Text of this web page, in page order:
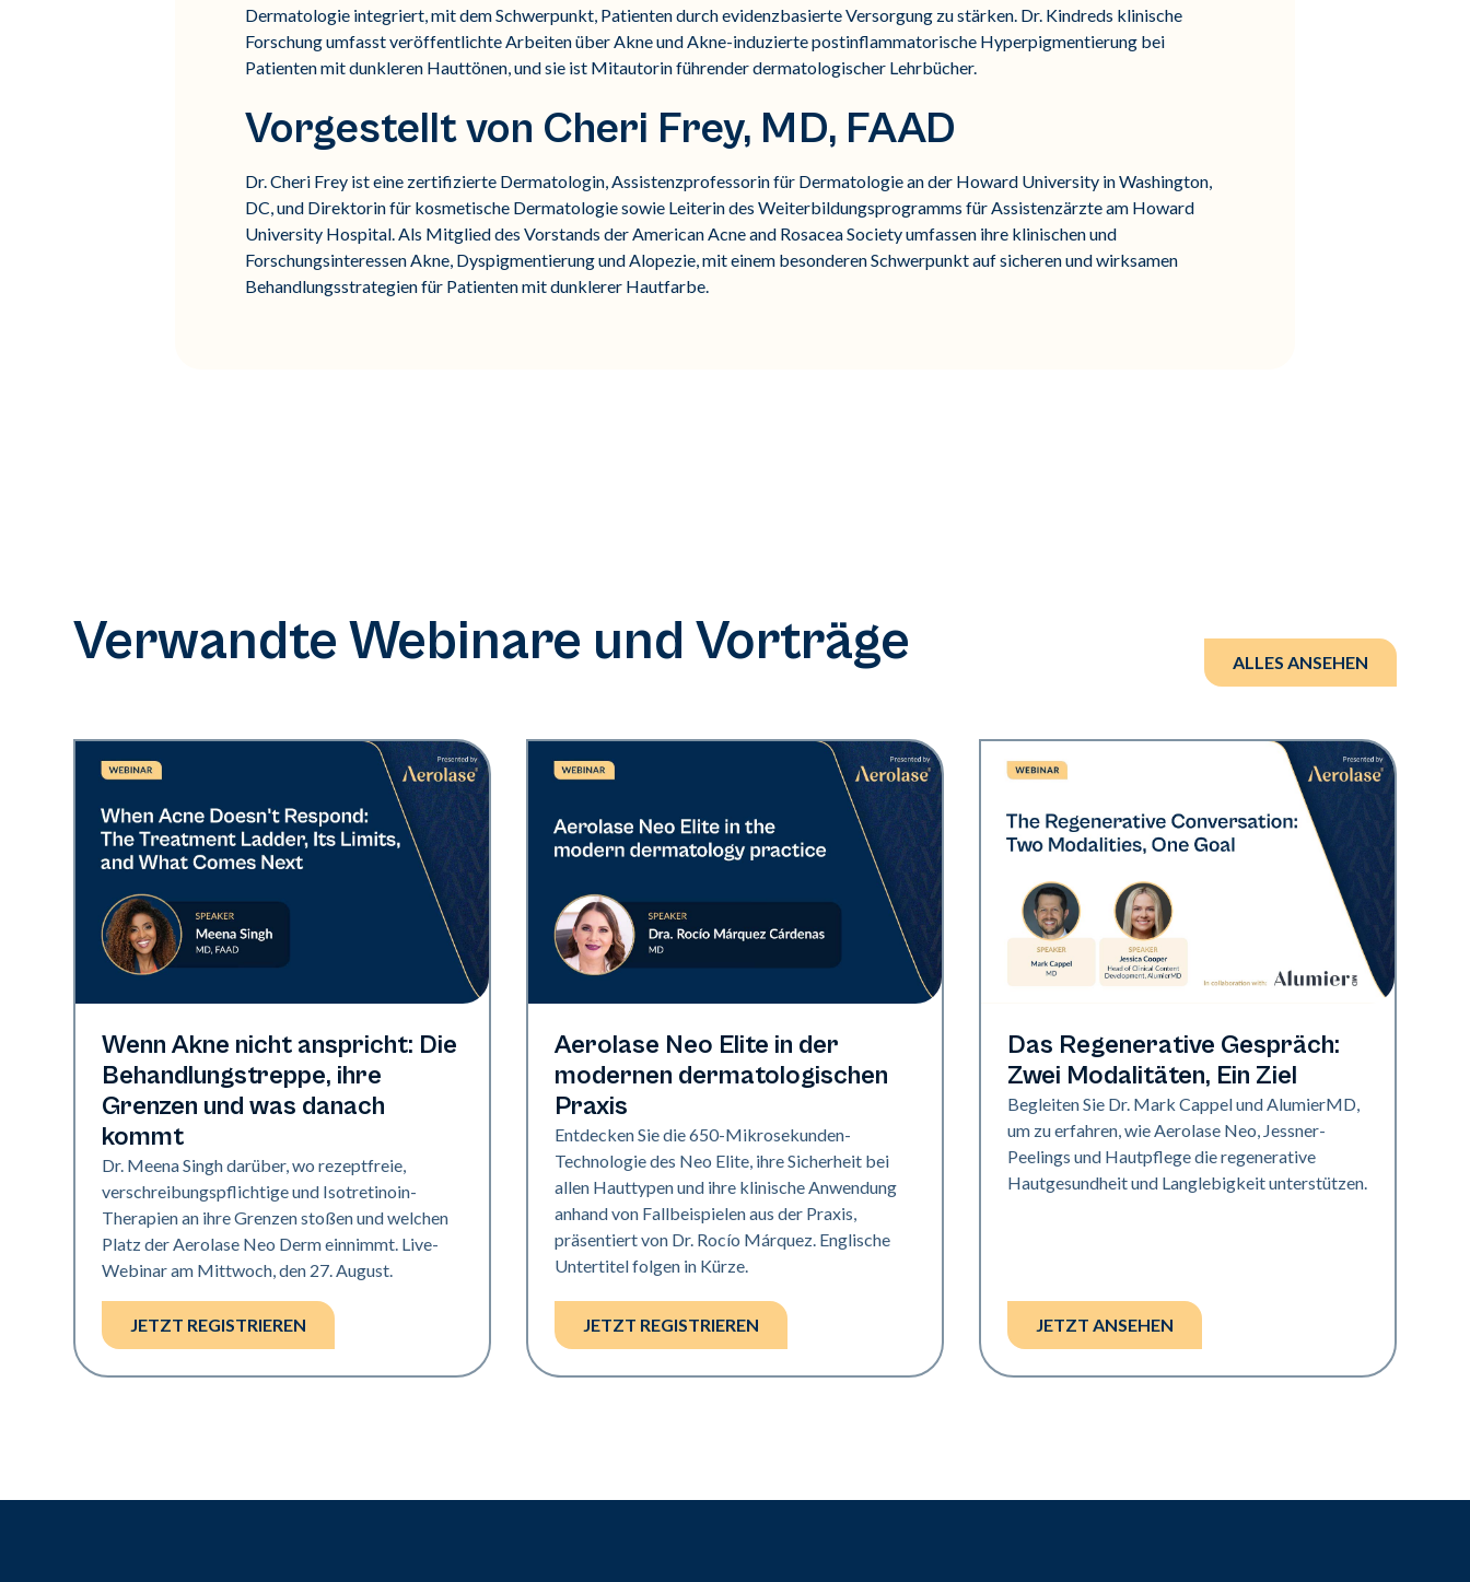
Dermatologie integriert, mit dem Schwerpunkt, Patienten durch evidenzbasierte Versorgung zu stärken. Dr. Kindreds klinische
Forschung umfasst veröffentlichte Arbeiten über Akne und Akne-induzierte postinflammatorische Hyperpigmentierung bei
Patienten mit dunkleren Hauttönen, und sie ist Mitautorin führender dermatologischer Lehrbücher.
Vorgestellt von Cheri Frey, MD, FAAD
Dr. Cheri Frey ist eine zertifizierte Dermatologin, Assistenzprofessorin für Dermatologie an der Howard University in Washington,
DC, und Direktorin für kosmetische Dermatologie sowie Leiterin des Weiterbildungsprogramms für Assistenzärzte am Howard
University Hospital. Als Mitglied des Vorstands der American Acne and Rosacea Society umfassen ihre klinischen und
Forschungsinteressen Akne, Dyspigmentierung und Alopezie, mit einem besonderen Schwerpunkt auf sicheren und wirksamen
Behandlungsstrategien für Patienten mit dunklerer Hautfarbe.
Verwandte Webinare und Vorträge ALLES ANSEHEN
Neo Elite
Wenn Akne nicht anspricht: Die
Behandlungstreppe, ihre
Grenzen und was danach
kommt
Dr. Meena Singh darüber, wo rezeptfreie,
verschreibungspflichtige und Isotretinoin-
Therapien an ihre Grenzen stoßen und welchen
Platz der Aerolase Neo Derm einnimmt. Live-
Webinar am Mittwoch, den 27. August.
JETZT REGISTRIEREN
Neo Elite
Aerolase Neo Elite in der
modernen dermatologischen
Praxis
Entdecken Sie die 650-Mikrosekunden-
Technologie des Neo Elite, ihre Sicherheit bei
allen Hauttypen und ihre klinische Anwendung
anhand von Fallbeispielen aus der Praxis,
präsentiert von Dr. Rocío Márquez. Englische
Untertitel folgen in Kürze.
JETZT REGISTRIEREN
Neo Elite
Das Regenerative Gespräch:
Zwei Modalitäten, Ein Ziel
Begleiten Sie Dr. Mark Cappel und AlumierMD,
um zu erfahren, wie Aerolase Neo, Jessner-
Peelings und Hautpflege die regenerative
Hautgesundheit und Langlebigkeit unterstützen.
JETZT ANSEHEN